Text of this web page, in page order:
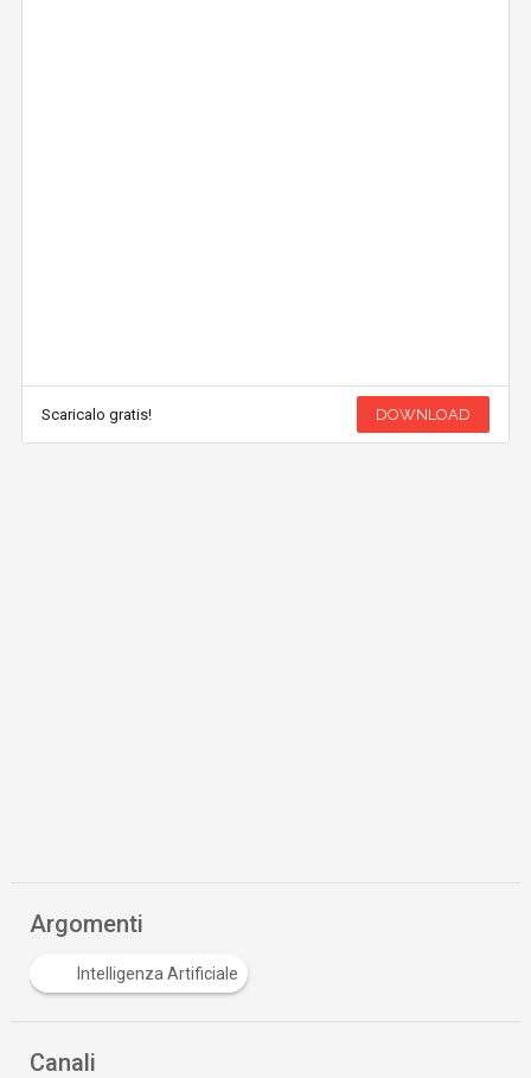
Scaricalo gratis! DOWNLOAD
Argomenti
Intelligenza Artificiale
Canali